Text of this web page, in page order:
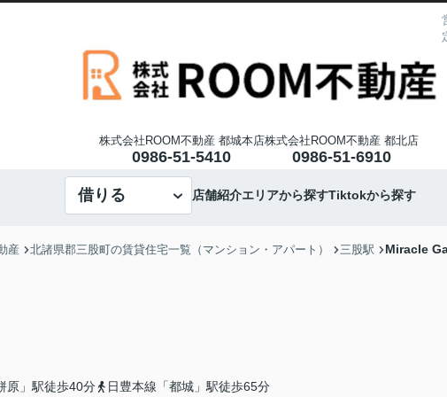
株式会社ROOM不動産 都城本店
0986-51-5410
株式会社ROOM不動産 都北店
0986-51-6910
借りる 店舗紹介エリアから探すTiktokから探す
産 北諸県郡三股町の賃貸住宅一覧（マンション・アパート） 三股駅 Miracle
原」駅徒歩40分 日豊本線「都城」駅徒歩65分